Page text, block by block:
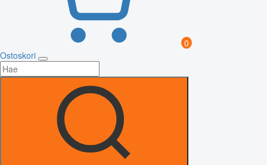
0
Ostoskori